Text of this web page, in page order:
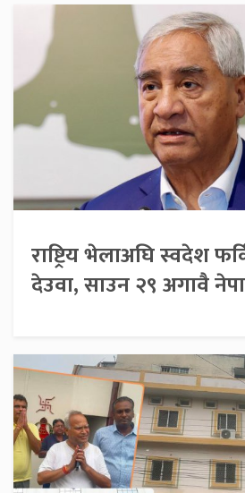
राष्ट्रिय भेलाअघि स्वदेश
देउवा, साउन २९ अगावै